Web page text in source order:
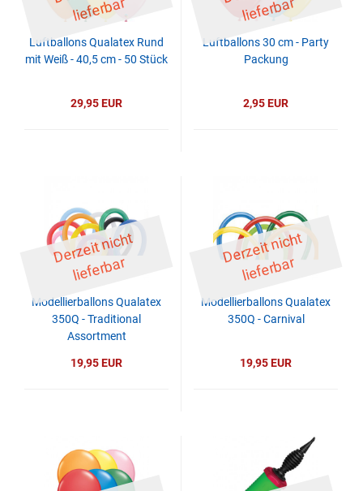
ar
Luftballons Qualatex Rund
mit Weiß - 40,5 cm - 50 Stück
29,95 EUR
ar
Luftballons 30 cm - Party
Packung
2,95 EUR
D
er
z
eit
ni
c
ht
li
ef
er
b
ar
Modellierballons Qualatex
350Q - Traditional
Assortment
19,95 EUR
D
er
z
eit
ni
c
ht
li
ef
er
b
ar
Modellierballons Qualatex
350Q - Carnival
19,95 EUR